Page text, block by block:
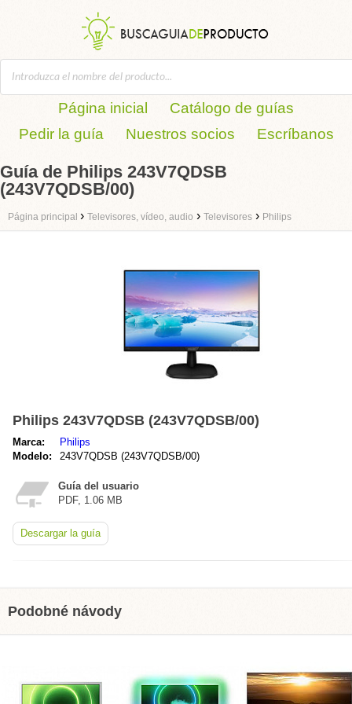
Página inicial
Catálogo de guías
Pedir la guía
Nuestros socios Escríbanos
Guía de Philips 243V7QDSB
(243V7QDSB/00)
Página principal › Televisores, vídeo, audio › Televisores › Philips
Philips 243V7QDSB (243V7QDSB/00)
Marca:
Philips
Modelo:
243V7QDSB (243V7QDSB/00)
Guía del usuario
PDF, 1.06 MB
Descargar la guía
Podobné návody